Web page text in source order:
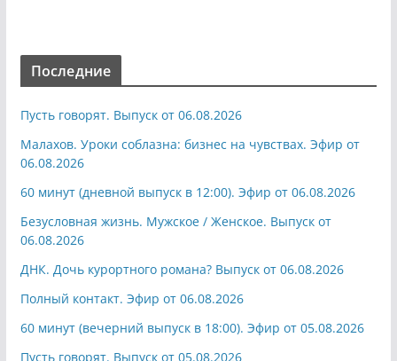
Последние
Пусть говорят. Выпуск от 06.08.2026
Малахов. Уроки соблазна: бизнес на чувствах. Эфир от
06.08.2026
60 минут (дневной выпуск в 12:00). Эфир от 06.08.2026
Безусловная жизнь. Мужское / Женское. Выпуск от
06.08.2026
ДНК. Дочь курортного романа? Выпуск от 06.08.2026
Полный контакт. Эфир от 06.08.2026
60 минут (вечерний выпуск в 18:00). Эфир от 05.08.2026
Пусть говорят. Выпуск от 05.08.2026